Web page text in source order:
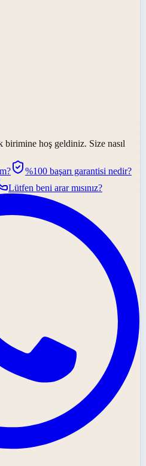
birimine hoş geldiniz. Size nasıl
%100 başarı garantisi nedir?
Lütfen beni arar mısınız?